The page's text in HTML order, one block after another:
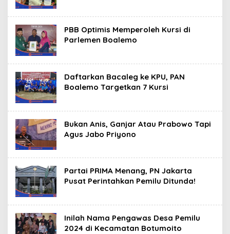
PBB Optimis Memperoleh Kursi di
Parlemen Boalemo
Daftarkan Bacaleg ke KPU, PAN
Boalemo Targetkan 7 Kursi
Bukan Anis, Ganjar Atau Prabowo Tapi
Agus Jabo Priyono
Partai PRIMA Menang, PN Jakarta
Pusat Perintahkan Pemilu Ditunda!
Inilah Nama Pengawas Desa Pemilu
2024 di Kecamatan Botumoito